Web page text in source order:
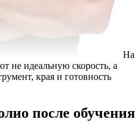
На
не идеальную скорость, а
края и готовность
после обучения